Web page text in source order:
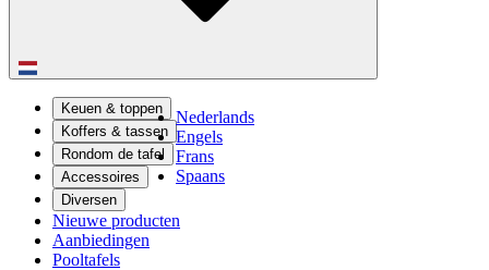
Nederlands
Engels
Frans
Spaans
Keuen & toppen
Koffers & tassen
Rondom de tafel
Accessoires
Diversen
Nieuwe producten
Aanbiedingen
Pooltafels